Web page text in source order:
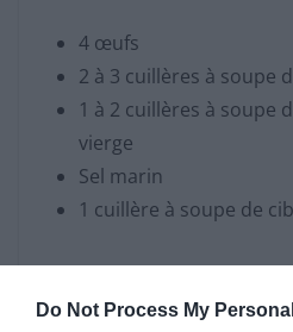
Do Not Process My
4 œufs
2 à 3 cuillères à soupe
1 à 2 cuillères à soupe
vierge
Sel marin
1 cuillère à soupe de
cuillère à café d’huile d’olive.